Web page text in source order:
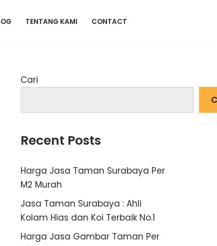
TENTANG KAMI CONTACT
Cari
Recent Posts
Harga Jasa Taman Surabaya Per
M2 Murah
Jasa Taman Surabaya : Ahli
Kolam Hias dan Koi Terbaik No.1
Harga Jasa Gambar Taman Per